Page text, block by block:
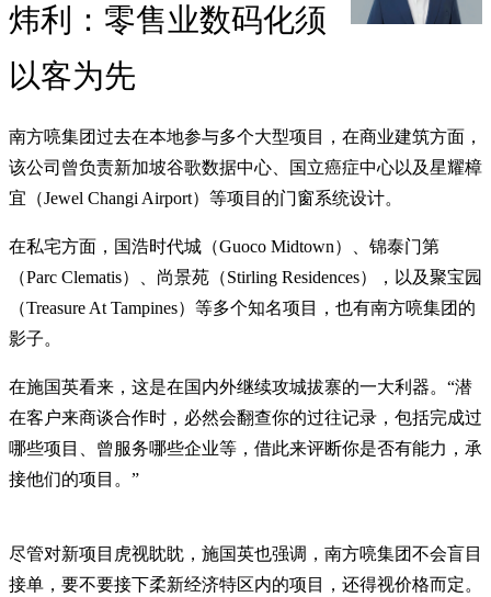
炜利：零售业数码化须
以客为先
南方喨集团过去在本地参与多个大型项目，在商业建筑方面，
该公司曾负责新加坡谷歌数据中心、国立癌症中心以及星耀樟
宜（Jewel Changi Airport）等项目的门窗系统设计。
在私宅方面，国浩时代城（Guoco Midtown）、锦泰门第
（Parc Clematis）、尚景苑（Stirling Residences），以及聚宝园
（Treasure At Tampines）等多个知名项目，也有南方喨集团的
影子。
在施国英看来，这是在国内外继续攻城拔寨的一大利器。“潜
在客户来商谈合作时，必然会翻查你的过往记录，包括完成过
哪些项目、曾服务哪些企业等，借此来评断你是否有能力，承
接他们的项目。”
尽管对新项目虎视眈眈，施国英也强调，南方喨集团不会盲目
接单，要不要接下柔新经济特区内的项目，还得视价格而定。